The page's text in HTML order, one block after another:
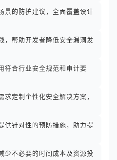
景的防护建议，全面覆盖设计
，帮助开发者降低安全漏洞发
符合行业安全规范和审计要
求定制个性化安全解决方案，
供针对性的预防措施，助力提
少不必要的时间成本及资源投